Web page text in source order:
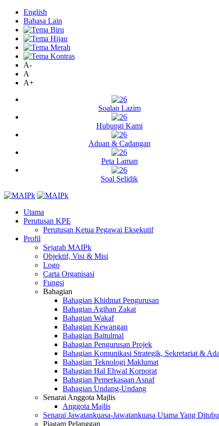
English
Bahasa Lain
A-
A
A+
Soalan Lazim
Hubungi Kami
Aduan & Cadangan
Peta Laman
Soal Selidik
Utama
Perutusan KPE
Perutusan Ketua Pegawai Eksekutif
Profil
Sejarah MAIPk
Objektif, Visi & Misi
Logo
Carta Organisasi
Fungsi
Bahagian
Bahagian Khidmat Pengurusan
Bahagian Agihan Zakat
Bahagian Wakaf
Bahagian Kewangan
Bahagian Baitulmal
Bahagian Pengurusan Projek
Bahagian Komunikasi Strategik, Sekretariat &
Bahagian Teknologi Maklumat
Bahagian Hal Ehwal Korporat
Bahagian Pemerkasaan Asnaf
Bahagian Undang-Undang
Senarai Anggota Majlis
Anggota Majlis
Senarai Jawatankuasa-Jawatankuasa Utama Yang
Piagam Pelanggan